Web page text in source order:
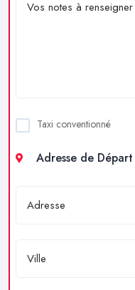
Taxi conventionné
Adresse de Départ